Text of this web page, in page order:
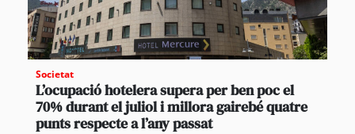
Societat
L’ocupació hotelera supera per ben poc el
70% durant el juliol i millora gairebé quatre
punts respecte a l’any passat